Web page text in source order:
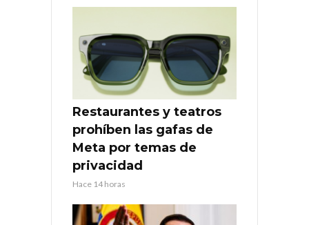
Restaurantes y teatros
prohíben las gafas de
Meta por temas de
privacidad
Hace 14 horas